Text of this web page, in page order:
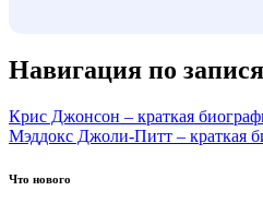
Навигация по
Крис Джонсон – краткая
Мэддокс Джоли-Питт – краткая
Что нового